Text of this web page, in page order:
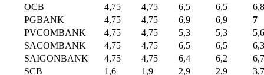
OCB
4,75 4,75 6,5 6,5
6,8
PGBANK
4,75 4,75 6,9 6,9
7
PVCOMBANK
4,75 4,75 5,3 5,3
5,6
SACOMBANK
4,75 4,75 6,5 6,5
6,3
SAIGONBANK
4,75 4,75 6,4 6,2
6,7
SCB
1,6 1,9 2,9 2,9
3,7